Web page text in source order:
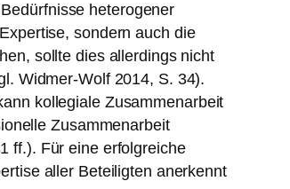
heterogener
sondern auch die
sollte dies allerdings nicht
Widmer-Wolf 2014, S. 34).
kollegiale Zusammenarbeit
Zusammenarbeit
ff.). Für eine erfolgreiche
aller Beteiligten anerkennt